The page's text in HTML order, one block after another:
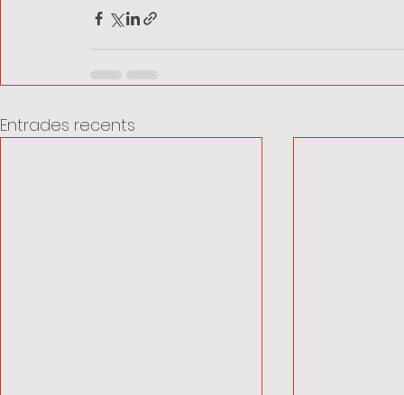
Entrades recents